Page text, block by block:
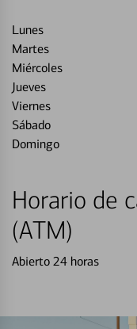
Lunes
Martes
Miércoles
Jueves
Viernes
Sábado
Domingo
Horario de
(ATM)
Abierto 24 horas